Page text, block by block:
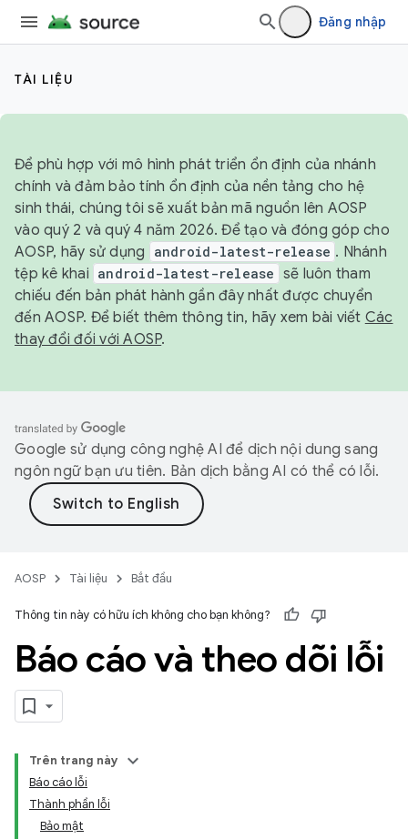
Đăng nhập
TÀI LIỆU
Để phù hợp với mô hình phát triển ổn định của nhánh
chính và đảm bảo tính ổn định của nền tảng cho hệ
sinh thái, chúng tôi sẽ xuất bản mã nguồn lên AOSP
vào quý 2 và quý 4 năm 2026. Để tạo và đóng góp cho
AOSP, hãy sử dụng
android-latest-release . Nhánh
tệp kê khai android-latest-release sẽ luôn tham
chiếu đến bản phát hành gần đây nhất được chuyển
đến AOSP. Để biết thêm thông tin, hãy xem bài viết Các
thay đổi đối với AOSP.
Google sử dụng công nghệ AI để dịch nội dung sang
ngôn ngữ bạn ưu tiên. Bản dịch bằng AI có thể có lỗi.
AOSP Tài liệu Bắt đầu
Thông tin này có hữu ích không cho bạn không?
Báo cáo và theo dõi lỗi
Trên trang này
Báo cáo lỗi
Thành phần lỗi
Bảo mật